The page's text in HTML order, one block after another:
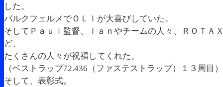
した。
パルクフェルメでＯＬＩが大喜びしていた。
そしてＰａｕｌ監督、Ｉａｎやチームの人々、ＲＯＴＡ
ど、
たくさんの人々が祝福してくれた。
（ベストラップ72.436（ファステストラップ）１３周目）
そして、表彰式。